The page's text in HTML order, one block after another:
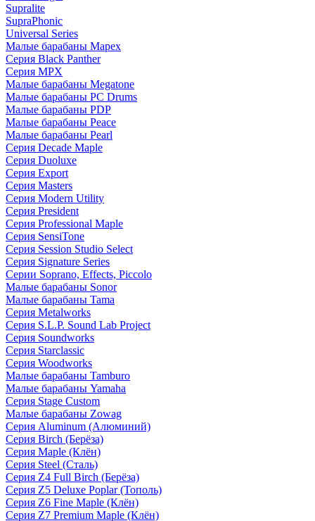
Supralite
SupraPhonic
Universal Series
Малые барабаны Mapex
Серия Black Panther
Серия MPX
Малые барабаны Megatone
Малые барабаны PC Drums
Малые барабаны PDP
Малые барабаны Peace
Малые барабаны Pearl
Серия Decade Maple
Серия Duoluxe
Серия Export
Серия Masters
Серия Modern Utility
Серия President
Серия Professional Maple
Серия SensiTone
Серия Session Studio Select
Серия Signature Series
Серии Soprano, Effects, Piccolo
Малые барабаны Sonor
Малые барабаны Tama
Серия Metalworks
Серия S.L.P. Sound Lab Project
Серия Soundworks
Серия Starclassic
Серия Woodworks
Малые барабаны Tamburo
Малые барабаны Yamaha
Серия Stage Custom
Малые барабаны Zowag
Серия Aluminum (Алюминий)
Серия Birch (Берёза)
Серия Maple (Клён)
Серия Steel (Сталь)
Серия Z4 Full Birch (Берёза)
Серия Z5 Deluxe Poplar (Тополь)
Серия Z6 Fine Maple (Клён)
Серия Z7 Premium Maple (Клён)